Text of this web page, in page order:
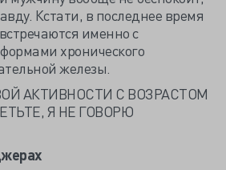
Кстати, в последнее время
именно с
хронического
железы.
АКТИВНОСТИ С ВОЗРАСТОМ
Я НЕ ГОВОРЮ